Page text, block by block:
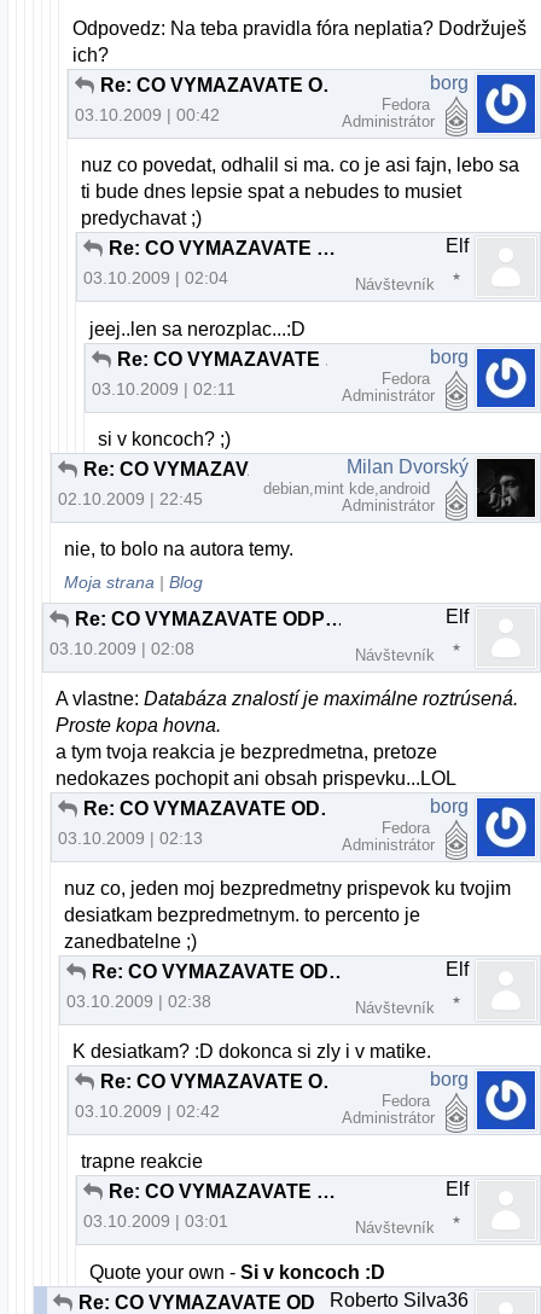
Odpovedz: Na teba pravidla fóra neplatia? Dodržuješ
ich?
Re: CO VYMAZAVATE ODPOVEDE TY DEBILNY ADMIN ???
03.10.2009 | 00:42
borg
Fedora
Administrátor
nuz co povedat, odhalil si ma. co je asi fajn, lebo sa
ti bude dnes lepsie spat a nebudes to musiet
predychavat ;)
Re: CO VYMAZAVATE ODPOVEDE TY DEBILNY ADMIN ???
03.10.2009 | 02:04
Elf
Návštevník
jeej..len sa nerozplac...:D
Re: CO VYMAZAVATE ODPOVEDE TY DEBILNY ADMIN ???
03.10.2009 | 02:11
borg
Fedora
Administrátor
si v koncoch? ;)
02.10.2009 | 22:45
Milan Dvorský
debian,mint kde,android
Administrátor
nie, to bolo na autora temy.
Moja strana |Blog
Re: CO VYMAZAVATE ODPOVEDE TY DEBILNY ADMIN ???
03.10.2009 | 02:08
Elf
Návštevník
A vlastne:Databáza znalostí je maximálne roztrúsená.
Proste kopa hovna.
a tym tvoja reakcia je bezpredmetna, pretoze
nedokazes pochopit ani obsah prispevku...LOL
Re: CO VYMAZAVATE ODPOVEDE TY DEBILNY ADMIN ???
03.10.2009 | 02:13
borg
Fedora
Administrátor
nuz co, jeden moj bezpredmetny prispevok ku tvojim
desiatkam bezpredmetnym. to percento je
zanedbatelne ;)
Re: CO VYMAZAVATE ODPOVEDE TY DEBILNY ADMIN ???
03.10.2009 | 02:38
Elf
Návštevník
K desiatkam? :D dokonca si zly i v matike.
Re: CO VYMAZAVATE ODPOVEDE TY DEBILNY ADMIN ???
03.10.2009 | 02:42
borg
Fedora
Administrátor
trapne reakcie
Re: CO VYMAZAVATE ODPOVEDE TY DEBILNY ADMIN ???
03.10.2009 | 03:01
Elf
Návštevník
Quote your own -Si v koncoch :D
Re: CO VYMAZAVATE ODPOVEDE TY DEBILNY ADMIN ???
Roberto Silva36